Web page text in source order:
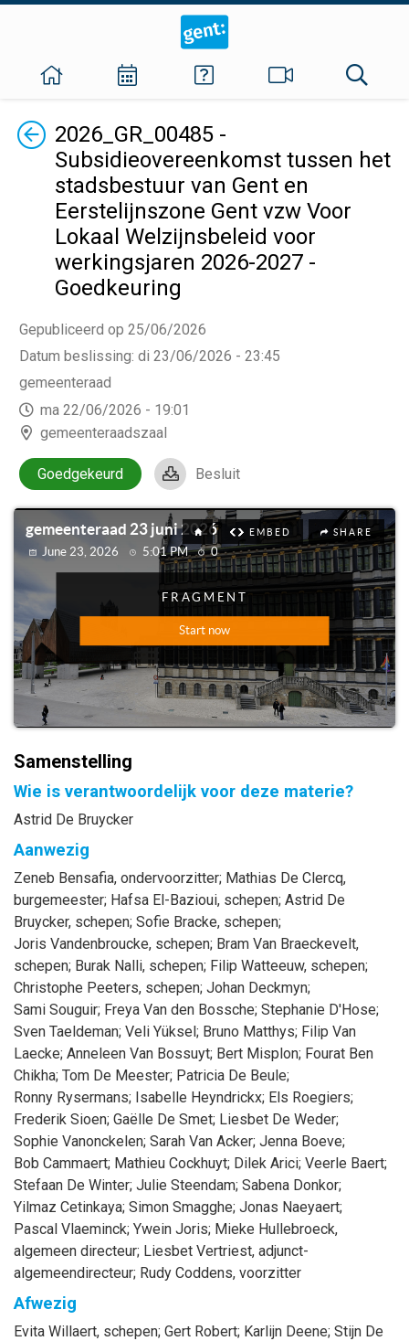
Terug2026_GR_00485 -
Subsidieovereenkomst tussen het
stadsbestuur van Gent en
Eerstelijnszone Gent vzw Voor
Lokaal Welzijnsbeleid voor
werkingsjaren 2026-2027 -
Goedkeuring
Gepubliceerd op 25/06/2026
Datum beslissing: di 23/06/2026 - 23:45
gemeenteraad
ma 22/06/2026 - 19:01
gemeenteraadszaal
Goedgekeurd Besluit
Samenstelling
Wie is verantwoordelijk voor deze materie?
Astrid De Bruycker
Aanwezig
Zeneb Bensafia, ondervoorzitter; Mathias De Clercq,
burgemeester; Hafsa El-Bazioui, schepen; Astrid De
Bruycker, schepen; Sofie Bracke, schepen;
Joris Vandenbroucke, schepen; Bram Van Braeckevelt,
schepen; Burak Nalli, schepen; Filip Watteeuw, schepen;
Christophe Peeters, schepen; Johan Deckmyn;
Sami Souguir; Freya Van den Bossche; Stephanie D'Hose;
Sven Taeldeman; Veli Yüksel; Bruno Matthys; Filip Van
Laecke; Anneleen Van Bossuyt; Bert Misplon; Fourat Ben
Chikha; Tom De Meester; Patricia De Beule;
Ronny Rysermans; Isabelle Heyndrickx; Els Roegiers;
Frederik Sioen; Gaëlle De Smet; Liesbet De Weder;
Sophie Vanonckelen; Sarah Van Acker; Jenna Boeve;
Bob Cammaert; Mathieu Cockhuyt; Dilek Arici; Veerle Baert;
Stefaan De Winter; Julie Steendam; Sabena Donkor;
Yilmaz Cetinkaya; Simon Smagghe; Jonas Naeyaert;
Pascal Vlaeminck; Ywein Joris; Mieke Hullebroeck,
algemeen directeur; Liesbet Vertriest, adjunct-
algemeendirecteur; Rudy Coddens, voorzitter
Afwezig
Evita Willaert, schepen; Gert Robert; Karlijn Deene; Stijn De